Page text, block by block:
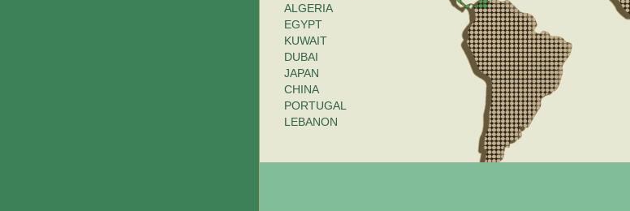
ALGERIA
EGYPT
KUWAIT
DUBAI
JAPAN
CHINA
PORTUGAL
LEBANON